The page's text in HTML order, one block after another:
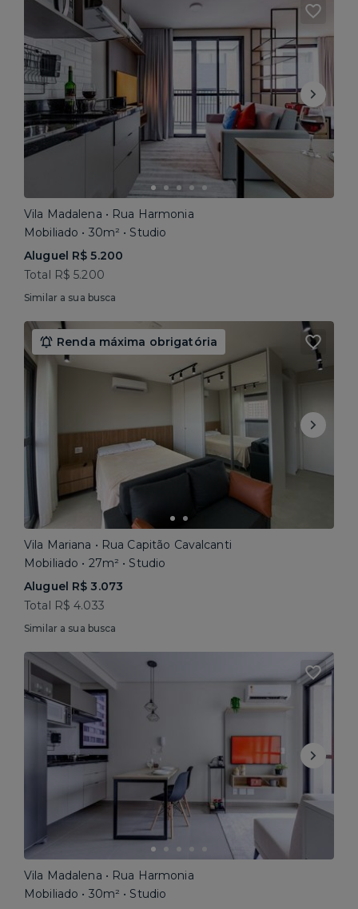
Vila Madalena • Rua Harmonia
Mobiliado • 30m² • Studio
Aluguel R$ 5.200
Total R$ 5.200
Similar a sua busca
Renda máxima obrigatória
Vila Mariana • Rua Capitão Cavalcanti
Mobiliado • 27m² • Studio
Aluguel R$ 3.073
Total R$ 4.033
Similar a sua busca
Vila Madalena • Rua Harmonia
Mobiliado • 30m² • Studio